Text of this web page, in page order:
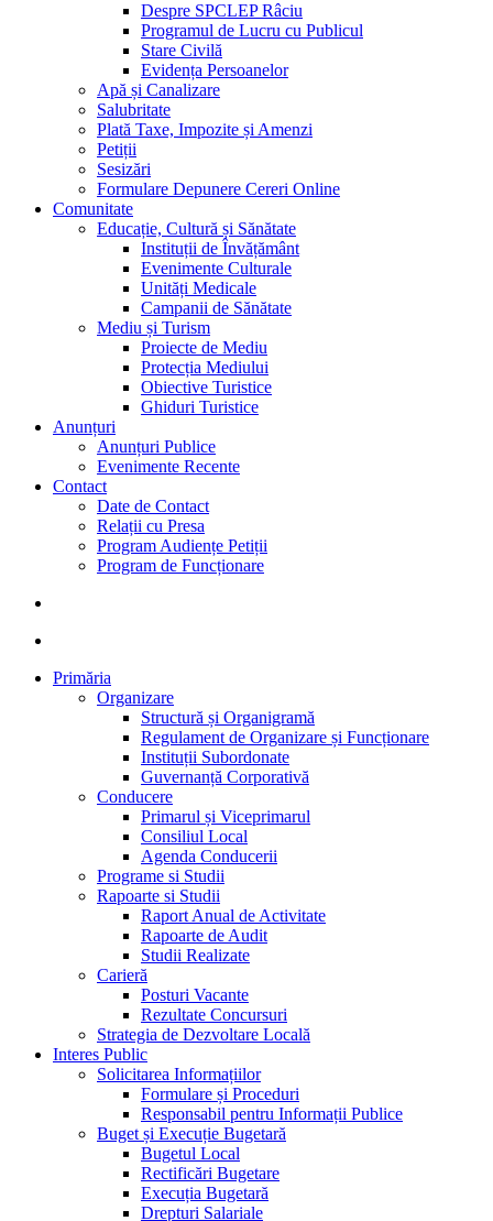
Despre SPCLEP Râciu
Programul de Lucru cu Publicul
Stare Civilă
Evidența Persoanelor
Apă și Canalizare
Salubritate
Plată Taxe, Impozite și Amenzi
Petiții
Sesizări
Formulare Depunere Cereri Online
Comunitate
Educație, Cultură și Sănătate
Instituții de Învățământ
Evenimente Culturale
Unități Medicale
Campanii de Sănătate
Mediu și Turism
Proiecte de Mediu
Protecția Mediului
Obiective Turistice
Ghiduri Turistice
Anunțuri
Anunțuri Publice
Evenimente Recente
Contact
Date de Contact
Relații cu Presa
Program Audiențe Petiții
Program de Funcționare
Primăria
Organizare
Structură și Organigramă
Regulament de Organizare și Funcționare
Instituții Subordonate
Guvernanță Corporativă
Conducere
Primarul și Viceprimarul
Consiliul Local
Agenda Conducerii
Programe si Studii
Rapoarte si Studii
Raport Anual de Activitate
Rapoarte de Audit
Studii Realizate
Carieră
Posturi Vacante
Rezultate Concursuri
Strategia de Dezvoltare Locală
Interes Public
Solicitarea Informațiilor
Formulare și Proceduri
Responsabil pentru Informații Publice
Buget și Execuție Bugetară
Bugetul Local
Rectificări Bugetare
Execuția Bugetară
Drepturi Salariale